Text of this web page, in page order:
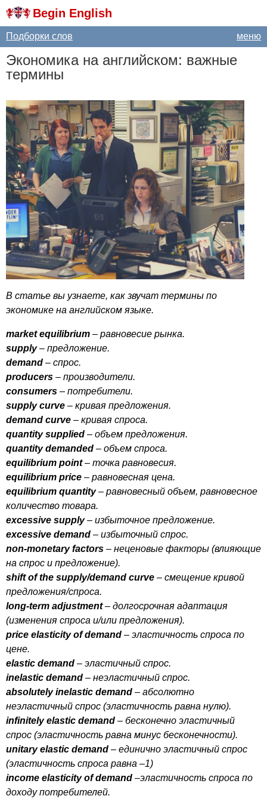
Begin English
меню
Подборки слов
Экономика на английском: важные
термины
В статье вы узнаете, как звучат термины по
экономике на английском языке.
market equilibrium – равновесие рынка.
supply – предложение.
demand – спрос.
producers – производители.
consumers – потребители.
supply curve – кривая предложения.
demand curve – кривая спроса.
quantity supplied – объем предложения.
quantity demanded – объем спроса.
equilibrium point– точка равновесия.
equilibrium price – равновесная цена.
equilibrium quantity– равновесный объем, равновесное
количество товара.
excessive supply– избыточное предложение.
excessive demand – избыточный спрос.
non-monetary factors – неценовые факторы (влияющие
на спрос и предложение).
shift of the supply/demand curve – смещение кривой
предложения/спроса.
long-term adjustment– долгосрочная адаптация
(изменения спроса и/или предложения).
price elasticity of demand – эластичность спроса по
цене.
elastic demand – эластичный спрос.
inelastic demand – неэластичный спрос.
absolutely inelastic demand – абсолютно
неэластичный спрос (эластичность равна нулю).
infinitely elastic demand – бесконечно эластичный
спрос (эластичность равна минус бесконечности).
unitary elastic demand – единично эластичный спрос
(эластичность спроса равна –1)
income elasticity of demand –эластичность спроса по
доходу потребителей.